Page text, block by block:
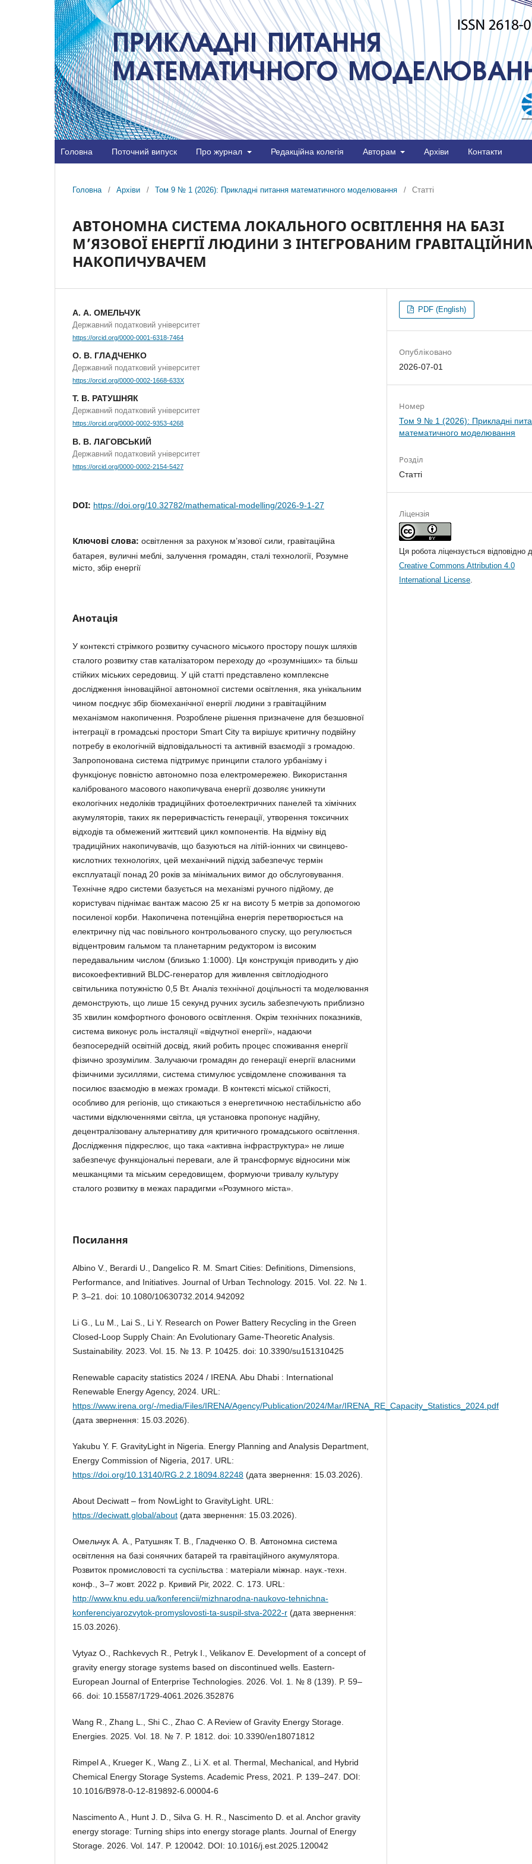
Головна Поточний випуск Про журнал Редакційна колегія Авторам Архіви Контакти
Головна / Архіви / Том 9 № 1 (2026): Прикладні питання математичного моделювання / Статті
АВТОНОМНА СИСТЕМА ЛОКАЛЬНОГО ОСВІТЛЕННЯ НА БАЗІ
М’ЯЗОВОЇ ЕНЕРГІЇ ЛЮДИНИ З ІНТЕГРОВАНИМ
НАКОПИЧУВАЧЕМ
А. А. ОМЕЛЬЧУК
Державний податковий університет
https://orcid.org/0000-0001-6318-7464
О. В. ГЛАДЧЕНКО
Державний податковий університет
https://orcid.org/0000-0002-1668-633X
Т. В. РАТУШНЯК
Державний податковий університет
https://orcid.org/0000-0002-9353-4268
В. В. ЛАГОВСЬКИЙ
Державний податковий університет
https://orcid.org/0000-0002-2154-5427
DOI: https://doi.org/10.32782/mathematical-modelling/2026-9-1-27
Ключові слова: освітлення за рахунок м’язової сили, гравітаційна
батарея, вуличні меблі, залучення громадян, сталі технології, Розумне
місто, збір енергії
Анотація
У контексті стрімкого розвитку сучасного міського простору пошук шляхів
сталого розвитку став каталізатором переходу до «розумніших» та більш
стійких міських середовищ. У цій статті представлено комплексне
дослідження інноваційної автономної системи освітлення, яка унікальним
чином поєднує збір біомеханічної енергії людини з гравітаційним
механізмом накопичення. Розроблене рішення призначене для безшовної
інтеграції в громадські простори Smart City та вирішує критичну подвійну
потребу в екологічній відповідальності та активній взаємодії з громадою.
Запропонована система підтримує принципи сталого урбанізму і
функціонує повністю автономно поза електромережею. Використання
каліброваного масового накопичувача енергії дозволяє уникнути
екологічних недоліків традиційних фотоелектричних панелей та хімічних
акумуляторів, таких як переривчастість генерації, утворення токсичних
відходів та обмежений життєвий цикл компонентів. На відміну від
традиційних накопичувачів, що базуються на літій-іонних чи свинцево-
кислотних технологіях, цей механічний підхід забезпечує термін
експлуатації понад 20 років за мінімальних вимог до обслуговування.
Технічне ядро системи базується на механізмі ручного підйому, де
користувач піднімає вантаж масою 25 кг на висоту 5 метрів за допомогою
посиленої корби. Накопичена потенційна енергія перетворюється на
електричну під час повільного контрольованого спуску, що регулюється
відцентровим гальмом та планетарним редуктором із високим
передавальним числом (близько 1:1000). Ця конструкція приводить у дію
високоефективний BLDC-генератор для живлення світлодіодного
світильника потужністю 0,5 Вт. Аналіз технічної доцільності та моделювання
демонструють, що лише 15 секунд ручних зусиль забезпечують приблизно
35 хвилин комфортного фонового освітлення. Окрім технічних показників,
система виконує роль інсталяції «відчутної енергії», надаючи
безпосередній освітній досвід, який робить процес споживання енергії
фізично зрозумілим. Залучаючи громадян до генерації енергії власними
фізичними зусиллями, система стимулює усвідомлене споживання та
посилює взаємодію в межах громади. В контексті міської стійкості,
особливо для регіонів, що стикаються з енергетичною нестабільністю або
частими відключеннями світла, ця установка пропонує надійну,
децентралізовану альтернативу для критичного громадського освітлення.
Дослідження підкреслює, що така «активна інфраструктура» не лише
забезпечує функціональні переваги, але й трансформує відносини між
мешканцями та міським середовищем, формуючи тривалу культуру
сталого розвитку в межах парадигми «Розумного міста».
Посилання
Albino V., Berardi U., Dangelico R. M. Smart Cities: Definitions, Dimensions,
Performance, and Initiatives. Journal of Urban Technology. 2015. Vol. 22. № 1.
P. 3–21. doi: 10.1080/10630732.2014.942092
Li G., Lu M., Lai S., Li Y. Research on Power Battery Recycling in the Green
Closed-Loop Supply Chain: An Evolutionary Game-Theoretic Analysis.
Sustainability. 2023. Vol. 15. № 13. P. 10425. doi: 10.3390/su151310425
Renewable capacity statistics 2024 / IRENA. Abu Dhabi : International
Renewable Energy Agency, 2024. URL:
https://www.irena.org/-/media/Files/IRENA/Agency/Publication/2024/Mar/IRENA_RE_Capacity_Statistics_2024.pdf
(дата звернення: 15.03.2026).
Yakubu Y. F. GravityLight in Nigeria. Energy Planning and Analysis Department,
Energy Commission of Nigeria, 2017. URL:
https://doi.org/10.13140/RG.2.2.18094.82248 (дата звернення: 15.03.2026).
About Deciwatt – from NowLight to GravityLight. URL:
https://deciwatt.global/about (дата звернення: 15.03.2026).
Омельчук А. А., Ратушняк Т. В., Гладченко О. В. Автономна система
освітлення на базі сонячних батарей та гравітаційного акумулятора.
Розвиток промисловості та суспільства : матеріали міжнар. наук.-техн.
конф., 3–7 жовт. 2022 р. Кривий Ріг, 2022. С. 173. URL:
http://www.knu.edu.ua/konferencii/mizhnarodna-naukovo-tehnichna-
konferenciyarozvytok-promyslovosti-ta-suspil-stva-2022-r (дата звернення:
15.03.2026).
Vytyaz O., Rachkevych R., Petryk I., Velikanov E. Development of a concept of
gravity energy storage systems based on discontinued wells. Eastern-
European Journal of Enterprise Technologies. 2026. Vol. 1. № 8 (139). P. 59–
66. doi: 10.15587/1729-4061.2026.352876
Wang R., Zhang L., Shi C., Zhao C. A Review of Gravity Energy Storage.
Energies. 2025. Vol. 18. № 7. P. 1812. doi: 10.3390/en18071812
Rimpel A., Krueger K., Wang Z., Li X. et al. Thermal, Mechanical, and Hybrid
Chemical Energy Storage Systems. Academic Press, 2021. P. 139–247. DOI:
10.1016/B978-0-12-819892-6.00004-6
Nascimento A., Hunt J. D., Silva G. H. R., Nascimento D. et al. Anchor gravity
energy storage: Turning ships into energy storage plants. Journal of Energy
Storage. 2026. Vol. 147. P. 120042. DOI: 10.1016/j.est.2025.120042
PDF (English)
Опубліковано
2026-07-01
Номер
Том 9 № 1 (2026): Прикладні
математичного моделювання
Розділ
Статті
Ліцензія
Ця робота ліцензується відповідно
Creative Commons Attribution 4.0
International License.